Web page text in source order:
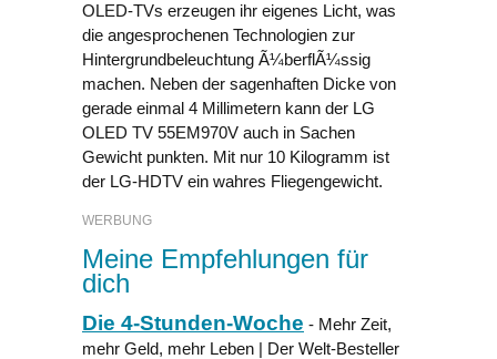
OLED-TVs erzeugen ihr eigenes Licht, was
die angesprochenen Technologien zur
Hintergrundbeleuchtung Ã¼berflÃ¼ssig
machen. Neben der sagenhaften Dicke von
gerade einmal 4 Millimetern kann der LG
OLED TV 55EM970V auch in Sachen
Gewicht punkten. Mit nur 10 Kilogramm ist
der LG-HDTV ein wahres Fliegengewicht.
WERBUNG
Meine Empfehlungen für
dich
Die 4-Stunden-Woche - Mehr Zeit,
mehr Geld, mehr Leben | Der Welt-Besteller